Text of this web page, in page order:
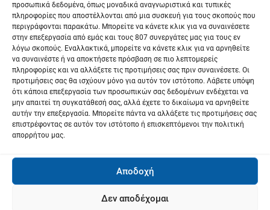
προσωπικά δεδομένα, όπως μοναδικά αναγνωριστικά και τυπικές
πληροφορίες που αποστέλλονται από μια συσκευή για τους σκοπούς που
περιγράφονται παρακάτω. Μπορείτε να κάνετε κλικ για να συναινέσετε
στην επεξεργασία από εμάς και τους 807 συνεργάτες μας για τους εν
λόγω σκοπούς. Εναλλακτικά, μπορείτε να κάνετε κλικ για να αρνηθείτε
να συναινέστε ή να αποκτήσετε πρόσβαση σε πιο λεπτομερείς
πληροφορίες και να αλλάξετε τις προτιμήσεις σας πριν συναινέσετε. Οι
προτιμήσεις σας θα ισχύουν μόνο για αυτόν τον ιστότοπο. Λάβετε υπόψη
ότι κάποια επεξεργασία των προσωπικών σας δεδομένων ενδέχεται να
μην απαιτεί τη συγκατάθεσή σας, αλλά έχετε το δικαίωμα να αρνηθείτε
αυτήν την επεξεργασία. Μπορείτε πάντα να αλλάξετε τις προτιμήσεις σας
επιστρέφοντας σε αυτόν τον ιστότοπο ή επισκεπτόμενοι την πολιτική
απορρήτου μας.
Αποδοχή
Δεν αποδέχομαι